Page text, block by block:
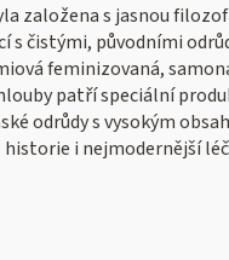
založena s jasnou
čistými, původními
feminizovaná,
patří speciální
odrůdy s vysokým
i nejmodernější